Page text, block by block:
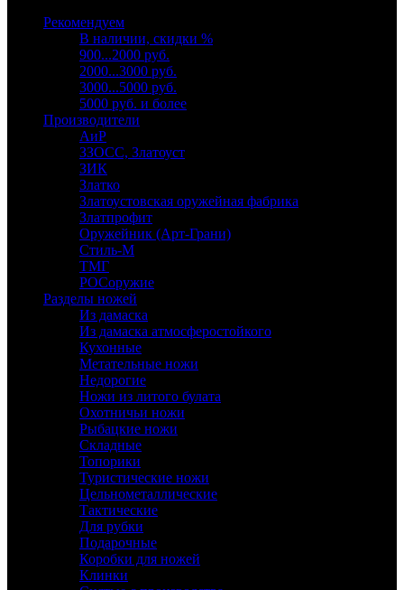
Рекомендуем
В наличии, скидки %
900...2000 руб.
2000...3000 руб.
3000...5000 руб.
5000 руб. и более
Производители
АиР
ЗЗОСС, Златоуст
ЗИК
Златко
Златоустовская оружейная фабрика
Златпрофит
Оружейник (Арт-Грани)
Стиль-М
ТМГ
РОСоружие
Разделы ножей
Из дамаска
Из дамаска атмосферостойкого
Кухонные
Метательные ножи
Недорогие
Ножи из литого булата
Охотничьи ножи
Рыбацкие ножи
Складные
Топорики
Туристические ножи
Цельнометаллические
Тактические
Для рубки
Подарочные
Коробки для ножей
Клинки